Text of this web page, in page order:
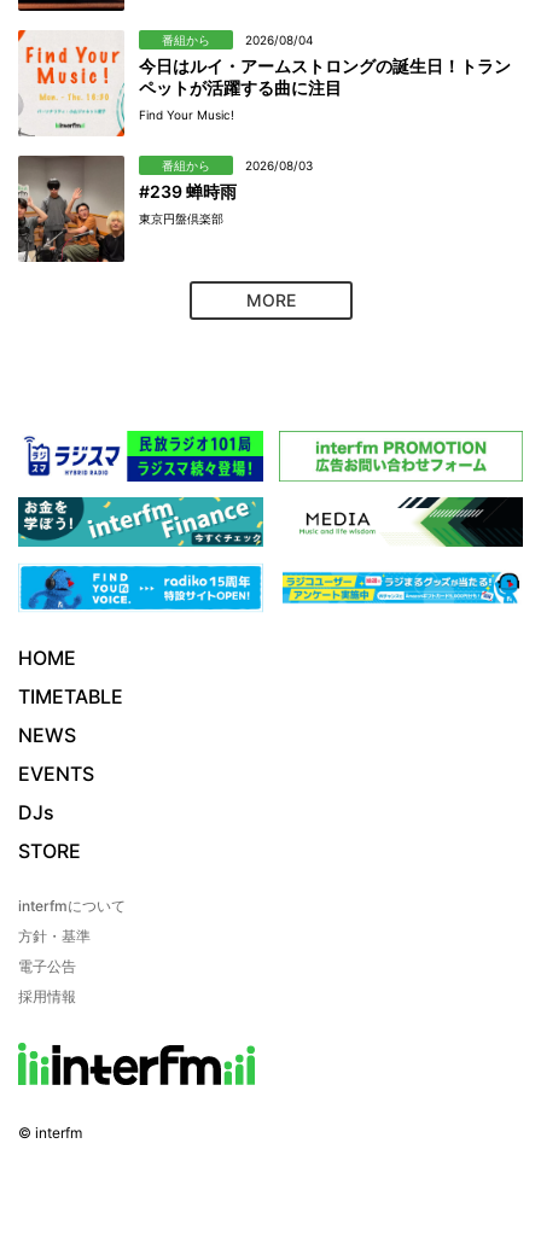
番組から 2026/08/04
今日はルイ・アームストロングの誕生日！トラン
ペットが活躍する曲に注目
Find Your Music!
番組から 2026/08/03
#239 蝉時雨
東京円盤倶楽部
MORE
HOME
TIMETABLE
NEWS
EVENTS
DJs
STORE
interfmについて
方針・基準
電子公告
採用情報
© interfm